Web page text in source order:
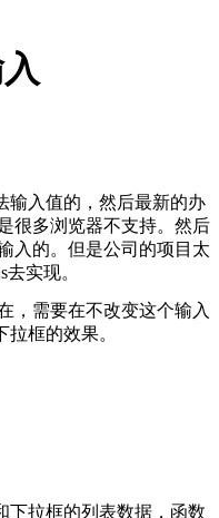
输入值的，然后最新的办
很多浏览器不支持。然后
入的。但是公司的项目太
实现。
，需要在不改变这个输入
框的效果。
下拉框的列表数据，函数